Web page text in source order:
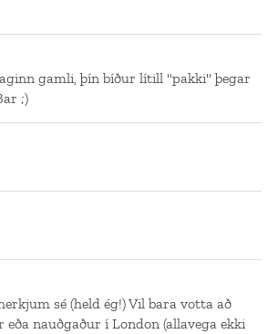
gamli, þín bíður lítill "pakki" þegar
;)
sé (held ég!) Vil bara votta að
nauðgaður í London (allavega ekki